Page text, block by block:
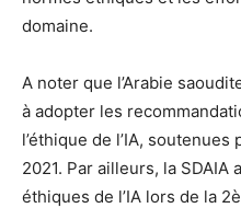
domaine.
A noter que l’Arabie
à adopter les
l’éthique de l’IA,
2021. Par ailleurs, la
éthiques de l’IA lors de la